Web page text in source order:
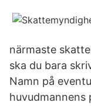
närmaste
ska du bara
Namn på
huvudmannens